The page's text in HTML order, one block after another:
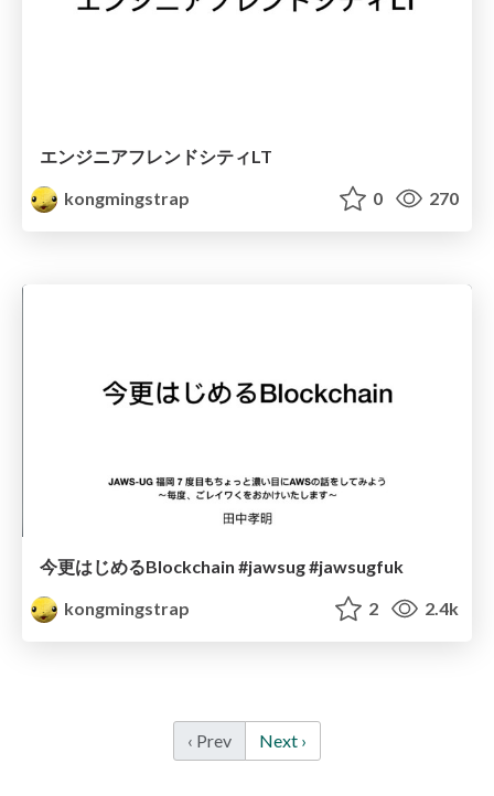
エンジニアフレンドシティLT
kongmingstrap
0 270
今更はじめるBlockchain #jawsug #jawsugfuk
kongmingstrap
2 2.4k
‹ Prev Next ›